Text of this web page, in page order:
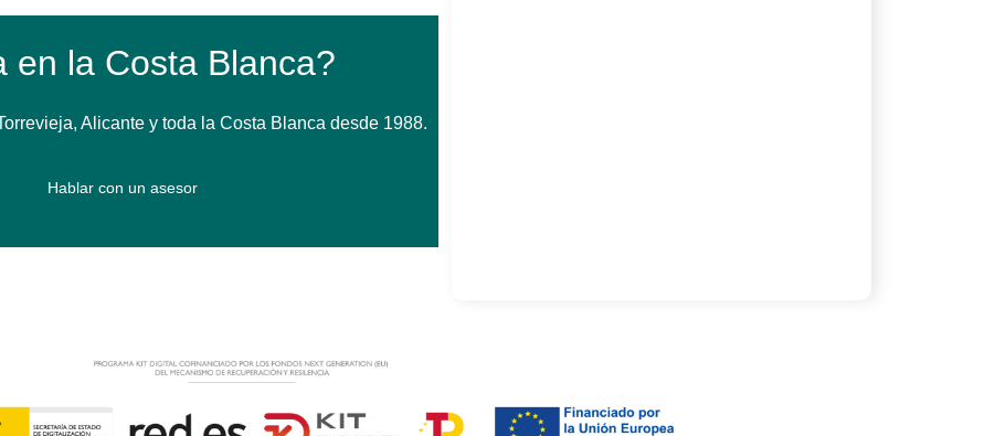
en la Costa Blanca?
Alicante y toda la Costa Blanca desde 1988.
Hablar con un asesor